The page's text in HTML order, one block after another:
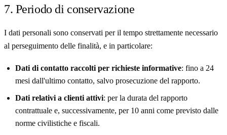
7. Periodo di conservazione
I dati personali sono conservati per il tempo strettamente necessario
al perseguimento delle finalità, e in particolare:
Dati di contatto raccolti per richieste informative: fino a 24
mesi dall'ultimo contatto, salvo prosecuzione del rapporto.
Dati relativi a clienti attivi: per la durata del rapporto
contrattuale e, successivamente, per 10 anni come previsto dalle
norme civilistiche e fiscali.